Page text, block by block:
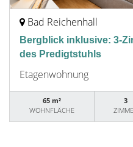
Bad Reichenhall
Bergblick inklusive: 3-
des Predigtstuhls
Etagenwohnung
65 m²
WOHNFLÄCHE
3